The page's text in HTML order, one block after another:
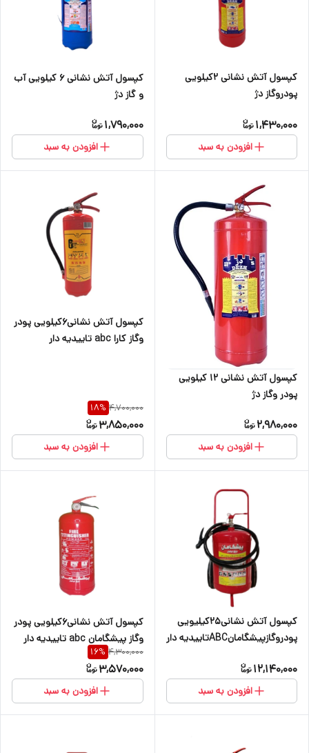
کپسول آتش نشانی ۲کیلویی
پودروگاز دژ
1,430,000
افزودن به سبد
کپسول آتش نشانی ۶ کیلویی آب
و گاز دژ
1,790,000
افزودن به سبد
کپسول آتش نشانی ۱۲ کیلویی
پودر وگاز دژ
2,980,000
افزودن به سبد
کپسول آتش نشانی۶کیلویی پودر
وگاز کارا abc تاییدیه دار
4,700,000
18%
3,850,000
افزودن به سبد
کپسول آتش نشانی25کیلیویی
پودروگازپیشگامانABCتاییدیه دار
12,140,000
افزودن به سبد
کپسول آتش نشانی۶کیلویی پودر
وگاز پیشگامان abc تاییدیه دار
4,300,000
16%
3,570,000
افزودن به سبد